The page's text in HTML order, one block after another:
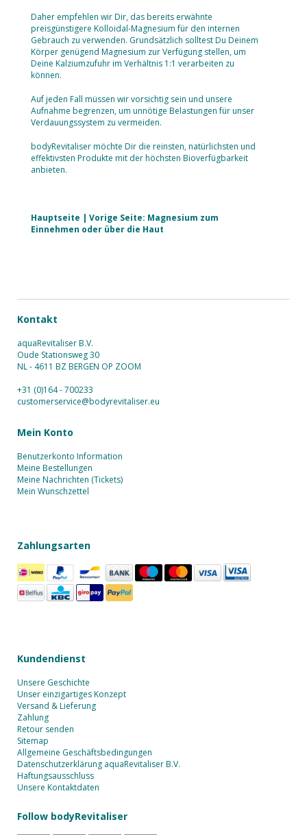
Daher empfehlen wir Dir, das bereits erwähnte
preisgünstigere Kolloidal-Magnesium für den internen
Gebrauch zu verwenden. Grundsätzlich solltest Du Deinem
Körper genügend Magnesium zur Verfügung stellen, um
Deine Kalziumzufuhr im Verhältnis 1:1 verarbeiten zu
können.
Auf jeden Fall müssen wir vorsichtig sein und unsere
Aufnahme begrenzen, um unnötige Belastungen für unser
Verdauungssystem zu vermeiden.
bodyRevitaliser möchte Dir die reinsten, natürlichsten und
effektivsten Produkte mit der höchsten Bioverfügbarkeit
anbieten.
Hauptseite | Vorige Seite: Magnesium zum
Einnehmen oder über die Haut
Kontakt
aquaRevitaliser B.V.
Oude Stationsweg 30
NL - 4611 BZ BERGEN OP ZOOM
+31 (0)164 - 700233
customerservice@bodyrevitaliser.eu
Mein Konto
Benutzerkonto Information
Meine Bestellungen
Meine Nachrichten (Tickets)
Mein Wunschzettel
Zahlungsarten
Kundendienst
Unsere Geschichte
Unser einzigartiges Konzept
Versand & Lieferung
Zahlung
Retour senden
Sitemap
Allgemeine Geschäftsbedingungen
Datenschutzerklärung aquaRevitaliser B.V.
Haftungsausschluss
Unsere Kontaktdaten
Follow bodyRevitaliser